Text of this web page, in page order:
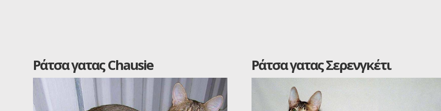
Ράτσα γατας Chausie Ράτσα γατας Σερενγκέτι